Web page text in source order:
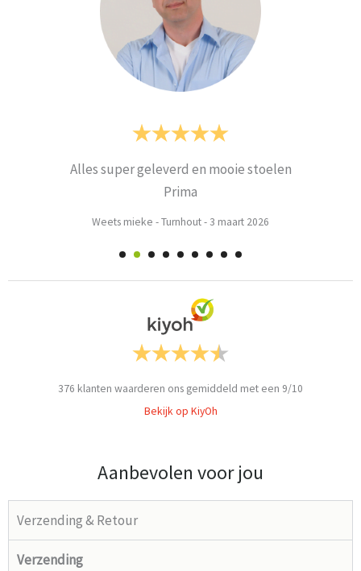
Alles super geleverd en mooie stoelen
Prima
Weets mieke -Turnhout- 3 maart 2026
376 klanten waarderen ons gemiddeld met een 9/10
Bekijk op KiyOh
Aanbevolen voor jou
Verzending & Retour
Verzending